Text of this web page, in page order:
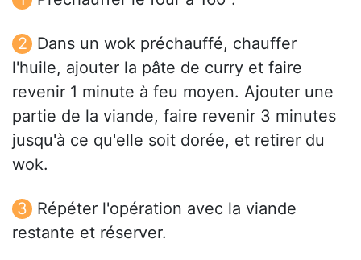
Dans un wok préchauffé, chauffer
l'huile, ajouter la pâte de curry et faire
revenir 1 minute à feu moyen. Ajouter une
partie de la viande, faire revenir 3 minutes
jusqu'à ce qu'elle soit dorée, et retirer du
wok.
Répéter l'opération avec la viande
restante et réserver.